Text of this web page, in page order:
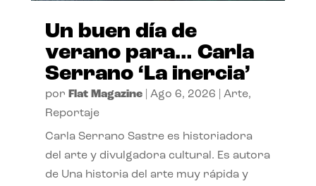
Un buen día de
verano para… Carla
Serrano ‘La inercia’
por Flat Magazine| Ago 6, 2026 Arte,
Reportaje
Carla Serrano Sastre es historiadora
del arte y divulgadora cultural. Es autora
de Una historia del arte muy rápida y